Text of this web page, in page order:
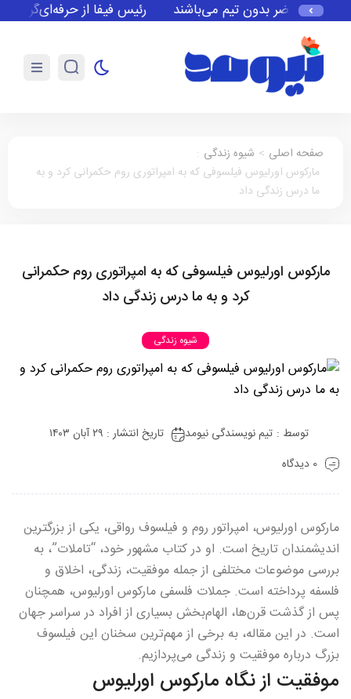
حال حاضر بدون تیم می‌باشند رئیس فیفا از حرفه‌ای‌گری
صفحه اصلی > شیوه زندگی :
مارکوس اورلیوس فیلسوفی که به امپراتوری روم حکمرانی کرد و به
ما درس زندگی داد
مارکوس اورلیوس فیلسوفی که به امپراتوری روم حکمرانی
کرد و به ما درس زندگی داد
شیوه زندگی
توسط : تیم نویسندگی نیومد
تاریخ انتشار : ۲۹ آبان ۱۴۰۳
0 دیدگاه
مارکوس اورلیوس، امپراتور روم و فیلسوف رواقی، یکی از بزرگترین
اندیشمندان تاریخ است. او در کتاب مشهور خود، “تاملات”، به
بررسی موضوعات مختلفی از جمله موفقیت، زندگی، اخلاق و
فلسفه پرداخته است. جملات فلسفی مارکوس اورلیوس، همچنان
پس از گذشت قرن‌ها، الهام‌بخش بسیاری از افراد در سراسر جهان
است. در این مقاله، به برخی از مهم‌ترین سخنان این فیلسوف
بزرگ درباره موفقیت و زندگی می‌پردازیم.
موفقیت از نگاه مارکوس اورلیوس